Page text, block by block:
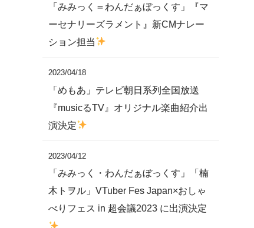
「みみっく＝わんだぁぼっくす」『マ
ーセナリーズラメント』新CMナレー
ション担当
2023/04/18
「めもあ」テレビ朝日系列全国放送
『musicるTV』オリジナル楽曲紹介出
演決定
2023/04/12
「みみっく・わんだぁぼっくす」「楠
木トヲル」VTuber Fes Japan×おしゃ
べりフェス in 超会議2023 に出演決定